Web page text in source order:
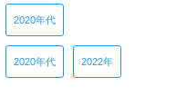
2020年代
2020年代 2022年